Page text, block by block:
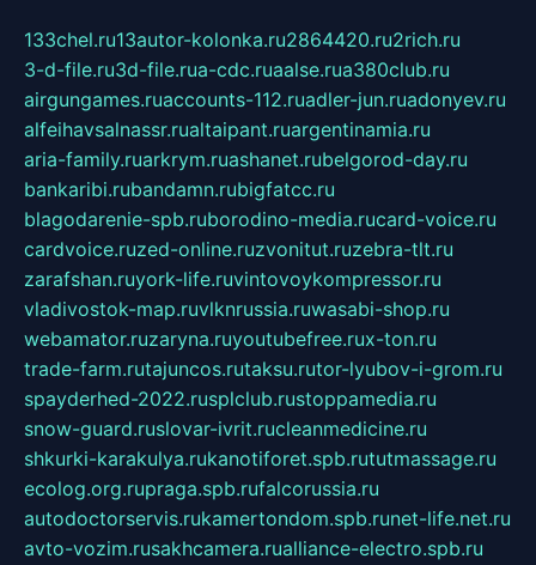
133chel.ru13autor-kolonka.ru2864420.ru2rich.ru
3-d-file.ru3d-file.rua-cdc.ruaalse.rua380club.ru
airgungames.ruaccounts-112.ruadler-jun.ruadonyev.ru
alfeihavsalnassr.rualtaipant.ruargentinamia.ru
aria-family.ruarkrym.ruashanet.rubelgorod-day.ru
bankaribi.rubandamn.rubigfatcc.ru
blagodarenie-spb.ruborodino-media.rucard-voice.ru
cardvoice.ruzed-online.ruzvonitut.ruzebra-tlt.ru
zarafshan.ruyork-life.ruvintovoykompressor.ru
vladivostok-map.ruvlknrussia.ruwasabi-shop.ru
webamator.ruzaryna.ruyoutubefree.rux-ton.ru
trade-farm.rutajuncos.rutaksu.rutor-lyubov-i-grom.ru
spayderhed-2022.rusplclub.rustoppamedia.ru
snow-guard.ruslovar-ivrit.rucleanmedicine.ru
shkurki-karakulya.rukanotiforet.spb.rututmassage.ru
ecolog.org.rupraga.spb.rufalcorussia.ru
autodoctorservis.rukamertondom.spb.runet-life.net.ru
avto-vozim.rusakhcamera.rualliance-electro.spb.ru